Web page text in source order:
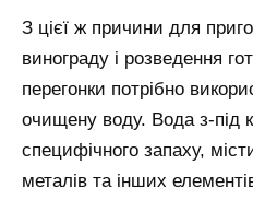
З цієї ж причини для
винограду і розведення
перегонки потрібно
очищену воду. Вода з-під
специфічного запаху,
металів та інших